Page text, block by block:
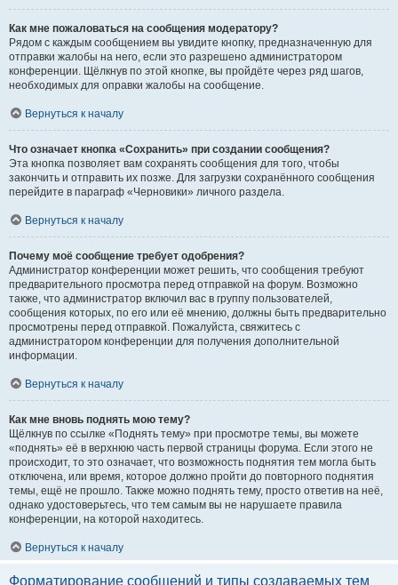
Как мне пожаловаться на сообщения модератору?
Рядом с каждым сообщением вы увидите кнопку, предназначенную для
отправки жалобы на него, если это разрешено администратором
конференции. Щёлкнув по этой кнопке, вы пройдёте через ряд шагов,
необходимых для оправки жалобы на сообщение.
Вернуться к началу
Что означает кнопка «Сохранить» при создании сообщения?
Эта кнопка позволяет вам сохранять сообщения для того, чтобы
закончить и отправить их позже. Для загрузки сохранённого сообщения
перейдите в параграф «Черновики» личного раздела.
Вернуться к началу
Почему моё сообщение требует одобрения?
Администратор конференции может решить, что сообщения требуют
предварительного просмотра перед отправкой на форум. Возможно
также, что администратор включил вас в группу пользователей,
сообщения которых, по его или её мнению, должны быть предварительно
просмотрены перед отправкой. Пожалуйста, свяжитесь с
администратором конференции для получения дополнительной
информации.
Вернуться к началу
Как мне вновь поднять мою тему?
Щёлкнув по ссылке «Поднять тему» при просмотре темы, вы можете
«поднять» её в верхнюю часть первой страницы форума. Если этого не
происходит, то это означает, что возможность поднятия тем могла быть
отключена, или время, которое должно пройти до повторного поднятия
темы, ещё не прошло. Также можно поднять тему, просто ответив на неё,
однако удостоверьтесь, что тем самым вы не нарушаете правила
конференции, на которой находитесь.
Вернуться к началу
Форматирование сообщений и типы создаваемых тем